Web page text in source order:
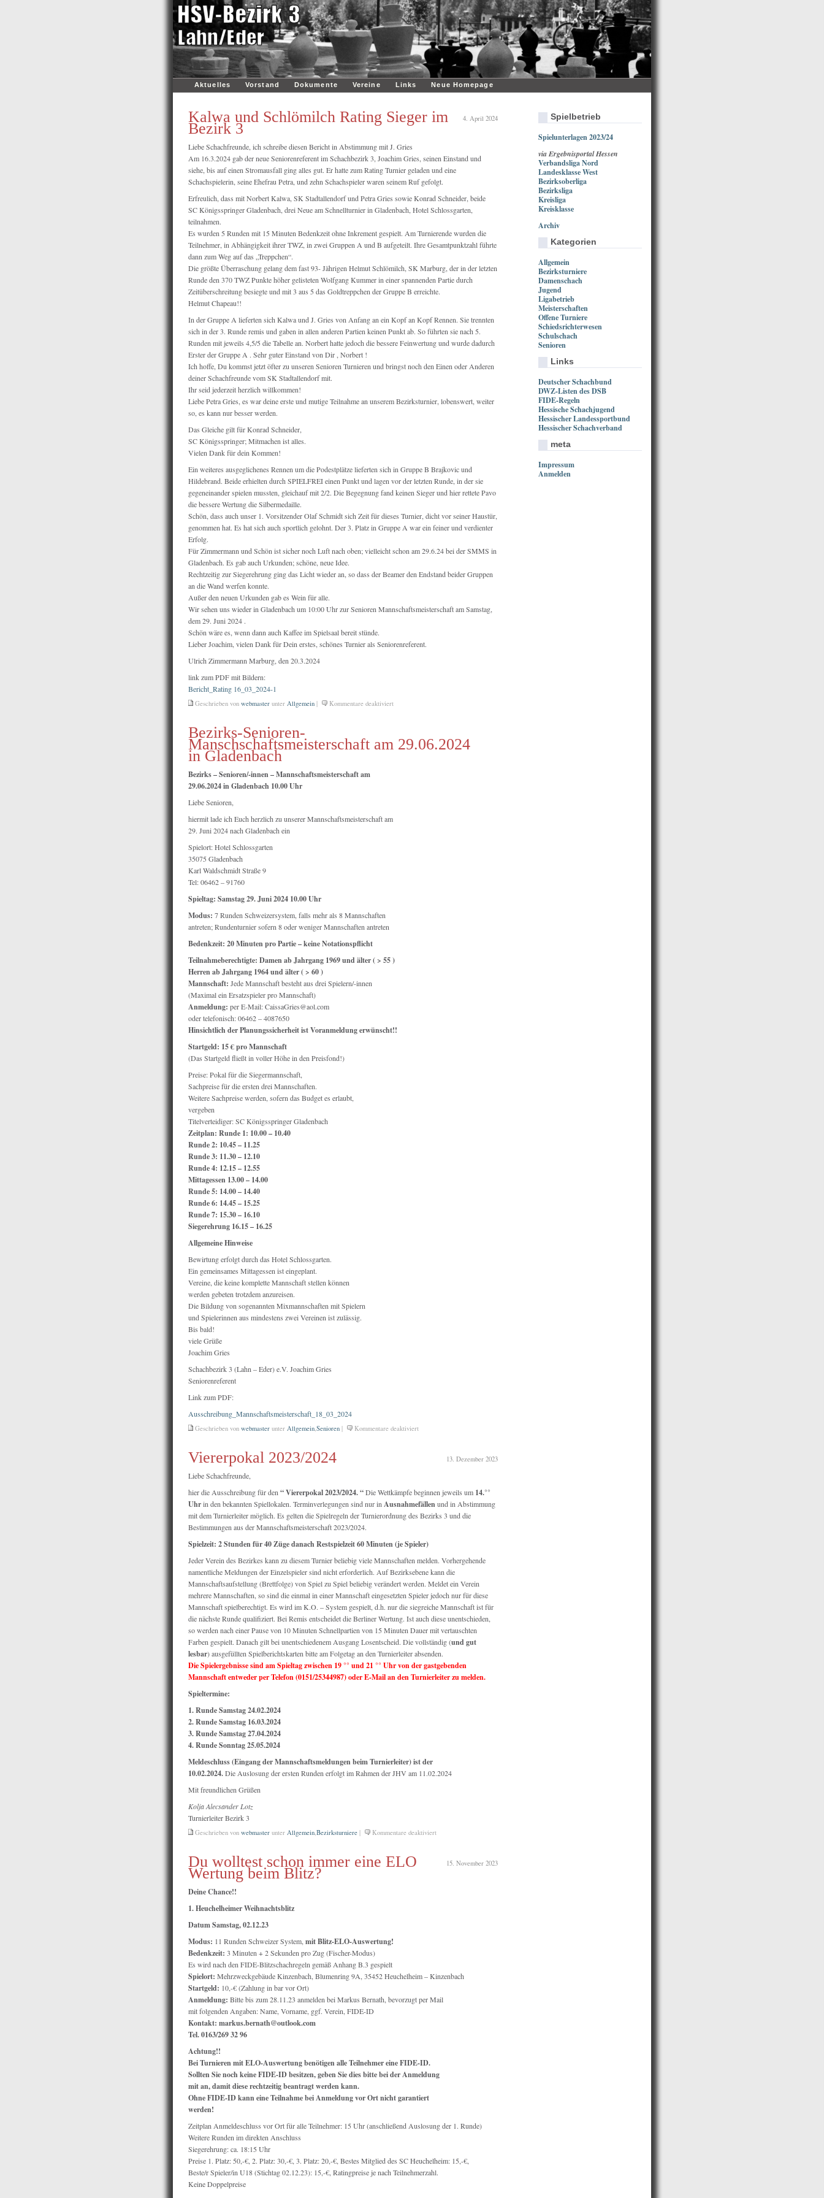
Aktuelles Vorstand Dokumente Vereine Links Neue Homepage
4. April 2024
Kalwa und Schlömilch Rating Sieger im
Bezirk 3
Liebe Schachfreunde, ich schreibe diesen Bericht in Abstimmung mit J. Gries
Am 16.3.2024 gab der neue Seniorenreferent im Schachbezirk 3, Joachim Gries, seinen Einstand und
siehe, bis auf einen Stromausfall ging alles gut. Er hatte zum Rating Turnier geladen und eine
Schachspielerin, seine Ehefrau Petra, und zehn Schachspieler waren seinem Ruf gefolgt.
Erfreulich, dass mit Norbert Kalwa, SK Stadtallendorf und Petra Gries sowie Konrad Schneider, beide
SC Königsspringer Gladenbach, drei Neue am Schnellturnier in Gladenbach, Hotel Schlossgarten,
teilnahmen.
Es wurden 5 Runden mit 15 Minuten Bedenkzeit ohne Inkrement gespielt. Am Turnierende wurden die
Teilnehmer, in Abhängigkeit ihrer TWZ, in zwei Gruppen A und B aufgeteilt. Ihre Gesamtpunktzahl führte
dann zum Weg auf das „Treppchen“.
Die größte Überraschung gelang dem fast 93- Jährigen Helmut Schlömilch, SK Marburg, der in der letzten
Runde den 370 TWZ Punkte höher gelisteten Wolfgang Kummer in einer spannenden Partie durch
Zeitüberschreitung besiegte und mit 3 aus 5 das Goldtreppchen der Gruppe B erreichte.
Helmut Chapeau!!
In der Gruppe A lieferten sich Kalwa und J. Gries von Anfang an ein Kopf an Kopf Rennen. Sie trennten
sich in der 3. Runde remis und gaben in allen anderen Partien keinen Punkt ab. So führten sie nach 5.
Runden mit jeweils 4,5/5 die Tabelle an. Norbert hatte jedoch die bessere Feinwertung und wurde dadurch
Erster der Gruppe A . Sehr guter Einstand von Dir , Norbert !
Ich hoffe, Du kommst jetzt öfter zu unseren Senioren Turnieren und bringst noch den Einen oder Anderen
deiner Schachfreunde vom SK Stadtallendorf mit.
Ihr seid jederzeit herzlich willkommen!
Liebe Petra Gries, es war deine erste und mutige Teilnahme an unserem Bezirksturnier, lobenswert, weiter
so, es kann nur besser werden.
Das Gleiche gilt für Konrad Schneider,
SC Königsspringer; Mitmachen ist alles.
Vielen Dank für dein Kommen!
Ein weiteres ausgeglichenes Rennen um die Podestplätze lieferten sich in Gruppe B Brajkovic und
Hildebrand. Beide erhielten durch SPIELFREI einen Punkt und lagen vor der letzten Runde, in der sie
gegeneinander spielen mussten, gleichauf mit 2/2. Die Begegnung fand keinen Sieger und hier rettete Pavo
die bessere Wertung die Silbermedaille.
Schön, dass auch unser 1. Vorsitzender Olaf Schmidt sich Zeit für dieses Turnier, dicht vor seiner Haustür,
genommen hat. Es hat sich auch sportlich gelohnt. Der 3. Platz in Gruppe A war ein feiner und verdienter
Erfolg.
Für Zimmermann und Schön ist sicher noch Luft nach oben; vielleicht schon am 29.6.24 bei der SMMS in
Gladenbach. Es gab auch Urkunden; schöne, neue Idee.
Rechtzeitig zur Siegerehrung ging das Licht wieder an, so dass der Beamer den Endstand beider Gruppen
an die Wand werfen konnte.
Außer den neuen Urkunden gab es Wein für alle.
Wir sehen uns wieder in Gladenbach um 10:00 Uhr zur Senioren Mannschaftsmeisterschaft am Samstag,
dem 29. Juni 2024 .
Schön wäre es, wenn dann auch Kaffee im Spielsaal bereit stünde.
Lieber Joachim, vielen Dank für Dein erstes, schönes Turnier als Seniorenreferent.
Ulrich Zimmermann Marburg, den 20.3.2024
link zum PDF mit Bildern:
Bericht_Rating 16_03_2024-1
Geschrieben von webmaster unter Allgemein | Kommentare deaktiviertfür
Schlömilch
Rating
Bezirks-Senioren-
Manschschaftsmeisterschaft am 29.06.2024
in Gladenbach
Bezirks – Senioren/-innen – Mannschaftsmeisterschaft am
29.06.2024 in Gladenbach 10.00 Uhr
Liebe Senioren,
hiermit lade ich Euch herzlich zu unserer Mannschaftsmeisterschaft am
29. Juni 2024 nach Gladenbach ein
Spielort: Hotel Schlossgarten
35075 Gladenbach
Karl Waldschmidt Straße 9
Tel: 06462 – 91760
Spieltag: Samstag 29. Juni 2024 10.00 Uhr
Modus: 7 Runden Schweizersystem, falls mehr als 8 Mannschaften
antreten; Rundenturnier sofern 8 oder weniger Mannschaften antreten
Bedenkzeit: 20 Minuten pro Partie – keine Notationspflicht
Teilnahmeberechtigte: Damen ab Jahrgang 1969 und älter ( > 55 )
Herren ab Jahrgang 1964 und älter ( > 60 )
Mannschaft: Jede Mannschaft besteht aus drei Spielern/-innen
(Maximal ein Ersatzspieler pro Mannschaft)
Anmeldung: per E-Mail: CaissaGries@aol.com
oder telefonisch: 06462 – 4087650
Hinsichtlich der Planungssicherheit ist Voranmeldung erwünscht!!
Startgeld: 15 € pro Mannschaft
(Das Startgeld fließt in voller Höhe in den Preisfond!)
Preise: Pokal für die Siegermannschaft,
Sachpreise für die ersten drei Mannschaften.
Weitere Sachpreise werden, sofern das Budget es erlaubt,
vergeben
Titelverteidiger: SC Königsspringer Gladenbach
Zeitplan: Runde 1: 10.00 – 10.40
Runde 2: 10.45 – 11.25
Runde 3: 11.30 – 12.10
Runde 4: 12.15 – 12.55
Mittagessen 13.00 – 14.00
Runde 5: 14.00 – 14.40
Runde 6: 14.45 – 15.25
Runde 7: 15.30 – 16.10
Siegerehrung 16.15 – 16.25
Allgemeine Hinweise
Bewirtung erfolgt durch das Hotel Schlossgarten.
Ein gemeinsames Mittagessen ist eingeplant.
Vereine, die keine komplette Mannschaft stellen können
werden gebeten trotzdem anzureisen.
Die Bildung von sogenannten Mixmannschaften mit Spielern
und Spielerinnen aus mindestens zwei Vereinen ist zulässig.
Bis bald!
viele Grüße
Joachim Gries
Schachbezirk 3 (Lahn – Eder) e.V. Joachim Gries
Seniorenreferent
Link zum PDF:
Ausschreibung_Mannschaftsmeisterschaft_18_03_2024
Geschrieben von webmaster unter Allgemein,Senioren | Kommentare deaktiviertfür
Manschschaftsmeisterschaft
in
Gladenbach
13. Dezember 2023
Viererpokal 2023/2024
Liebe Schachfreunde,
hier die Ausschreibung für den “ Viererpokal 2023/2024. “Die Wettkämpfe beginnen jeweils um 14.°°
Uhrin den bekannten Spiellokalen. Terminverlegungen sind nur in Ausnahmefällenund in Abstimmung
mit dem Turnierleiter möglich. Es gelten die Spielregeln der Turnierordnung des Bezirks 3 und die
Bestimmungen aus der Mannschaftsmeisterschaft 2023/2024.
Spielzeit: 2 Stunden für 40 Züge danach Restspielzeit 60 Minuten (je Spieler)
Jeder Verein des Bezirkes kann zu diesem Turnier beliebig viele Mannschaften melden. Vorhergehende
namentliche Meldungen der Einzelspieler sind nicht erforderlich. Auf Bezirksebene kann die
Mannschaftsaufstellung (Brettfolge) von Spiel zu Spiel beliebig verändert werden. Meldet ein Verein
mehrere Mannschaften, so sind die einmal in einer Mannschaft eingesetzten Spieler jedoch nur für diese
Mannschaft spielberechtigt. Es wird im K.O. – System gespielt, d.h. nur die siegreiche Mannschaft ist für
die nächste Runde qualifiziert. Bei Remis entscheidet die Berliner Wertung. Ist auch diese unentschieden,
so werden nach einer Pause von 10 Minuten Schnellpartien von 15 Minuten Dauer mit vertauschten
Farben gespielt. Danach gilt bei unentschiedenem Ausgang Losentscheid. Die vollständig (und gut
lesbar) ausgefüllten Spielberichtskarten bitte am Folgetag an den Turnierleiter absenden.
Die Spielergebnisse sind am Spieltag zwischen 19 °° und 21 °° Uhr von der gastgebenden
Mannschaft entweder per Telefon (0151/25344987) oder E-Mail an den Turnierleiter zu melden.
Spieltermine:
1. Runde Samstag 24.02.2024
2. Runde Samstag 16.03.2024
3. Runde Samstag 27.04.2024
4. Runde Sonntag 25.05.2024
Meldeschluss (Eingang der Mannschaftsmeldungen beim Turnierleiter) ist der
10.02.2024.Die Auslosung der ersten Runden erfolgt im Rahmen der JHV am 11.02.2024
Mit freundlichen Grüßen
Kolja Alecsander Lotz
Turnierleiter Bezirk 3
Geschrieben von webmaster unter Allgemein,Bezirksturniere | Kommentare deaktiviertfür
15. November 2023
Du wolltest schon immer eine ELO
Wertung beim Blitz?
Deine Chance!!
1. Heuchelheimer Weihnachtsblitz
Datum Samstag, 02.12.23
Modus: 11 Runden Schweizer System, mit Blitz-ELO-Auswertung!
Bedenkzeit: 3 Minuten + 2 Sekunden pro Zug (Fischer-Modus)
Es wird nach den FIDE-Blitzschachregeln gemäß Anhang B.3 gespielt
Spielort: Mehrzweckgebäude Kinzenbach, Blumenring 9A, 35452 Heuchelheim – Kinzenbach
Startgeld: 10,-€ (Zahlung in bar vor Ort)
Anmeldung: Bitte bis zum 28.11.23 anmelden bei Markus Bernath, bevorzugt per Mail
mit folgenden Angaben: Name, Vorname, ggf. Verein, FIDE-ID
Kontakt: markus.bernath@outlook.com
Tel. 0163/269 32 96
Achtung!!
Bei Turnieren mit ELO-Auswertung benötigen alle Teilnehmer eine FIDE-ID.
Sollten Sie noch keine FIDE-ID besitzen, geben Sie dies bitte bei der Anmeldung
mit an, damit diese rechtzeitig beantragt werden kann.
Ohne FIDE-ID kann eine Teilnahme bei Anmeldung vor Ort nicht garantiert
werden!
Zeitplan Anmeldeschluss vor Ort für alle Teilnehmer: 15 Uhr (anschließend Auslosung der 1. Runde)
Weitere Runden im direkten Anschluss
Siegerehrung: ca. 18:15 Uhr
Preise 1. Platz: 50,-€, 2. Platz: 30,-€, 3. Platz: 20,-€, Bestes Mitglied des SC Heuchelheim: 15,-€,
Beste/r Spieler/in U18 (Stichtag 02.12.23): 15,-€, Ratingpreise je nach Teilnehmerzahl.
Keine Doppelpreise
Spielbetrieb
Spielunterlagen 2023/24
via Ergebnisportal Hessen
Verbandsliga Nord
Landesklasse West
Bezirksoberliga
Bezirksliga
Kreisliga
Kreisklasse
Archiv
Kategorien
Allgemein
Bezirksturniere
Damenschach
Jugend
Ligabetrieb
Meisterschaften
Offene Turniere
Schiedsrichterwesen
Schulschach
Senioren
Links
Deutscher Schachbund
DWZ-Listen des DSB
FIDE-Regeln
Hessische Schachjugend
Hessischer Landessportbund
Hessischer Schachverband
meta
Impressum
Anmelden